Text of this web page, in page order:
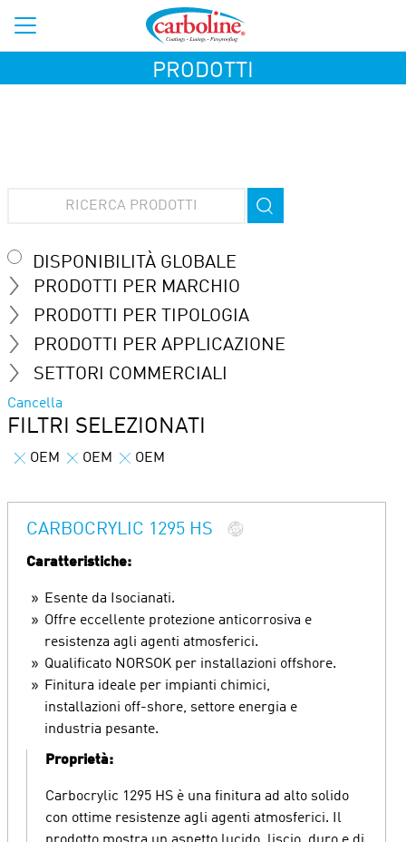
PRODOTTI
DISPONIBILITÀ GLOBALE
PRODOTTI PER MARCHIO
PRODOTTI PER TIPOLOGIA
PRODOTTI PER APPLICAZIONE
SETTORI COMMERCIALI
Cancella
FILTRI SELEZIONATI
OEM OEM OEM
CARBOCRYLIC 1295 HS
Caratteristiche:
Esente da Isocianati.
Offre eccellente protezione anticorrosiva e
resistenza agli agenti atmosferici.
Qualificato NORSOK per installazioni offshore.
Finitura ideale per impianti chimici,
installazioni off-shore, settore energia e
industria pesante.
Proprietà:
Carbocrylic 1295 HS è una finitura ad alto solido
con ottime resistenze agli agenti atmosferici. Il